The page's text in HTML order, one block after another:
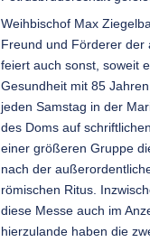
Weihbischof Max
Freund und Förderer der
feiert auch sonst, soweit
Gesundheit mit 85 Jahren
jeden Samstag in der
des Doms auf
einer größeren Gruppe
nach der
römischen Ritus.
diese Messe auch im
hierzulande haben die